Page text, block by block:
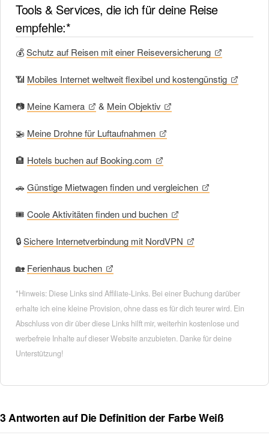
Tools & Services, die ich für deine Reise
empfehle:*
💰Schutz auf Reisen mit einer Reiseversicherung
📶 Mobiles Internet weltweit flexibel und kostengünstig
📷 Meine Kamera & Mein Objektiv
🚁 Meine Drohne für Luftaufnahmen
🏨 Hotels buchen auf Booking.com
🚗 Günstige Mietwagen finden und vergleichen
🎟 Coole Aktivitäten finden und buchen
🔒Sichere Internetverbindung mit NordVPN
🏡 Ferienhaus buchen
*Hinweis: Diese Links sind Affiliate-Links. Bei einer Buchung darüber
erhalte ich eine kleine Provision, ohne dass es für dich teurer wird. Ein
Abschluss von dir über diese Links hilft mir, weiterhin kostenlose und
werbefreie Inhalte auf dieser Website anzubieten. Danke für deine
Unterstützung!
3 Antworten auf Die Definition der Farbe Weiß